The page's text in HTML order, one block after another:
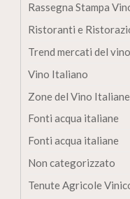
Rassegna Stampa
Ristoranti e
Trend mercati del
Vino Italiano
Zone del Vino Italiane
Fonti acqua italiane
Fonti acqua italiane
Non categorizzato
Tenute Agricole